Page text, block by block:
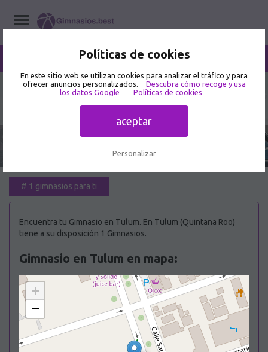
Políticas de cookies
En este sitio web se utilizan cookies para analizar el tráfico y para
ofrecer anuncios personalizados.
Descubra cómo recoge y usa
los datos Google
Políticas de cookies
aceptar
Personalizar
Quintana Roo /Tulum
Mejor Gimnasio en Tulum 🥇
# 1 gimnasios para ti
Encuentra tu Gimnasio en Tulum. En Tulum (Quintana Roo)
tiene a su disposición 1 Gimnasios.
Gimnasio en Tulum en mapa:
+
−